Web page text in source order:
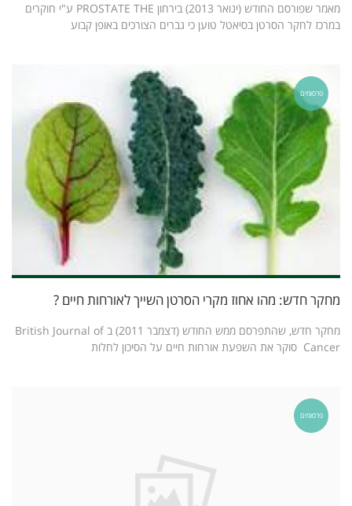
מאמר שפורסם החודש (ינואר 2013) בירחון PROSTATE THE ע"י חוקרים
במרכז לחקר הסרטן בסיאטל טוען כי גברים הצורכים באופן קבוע
פרסומים
מחקר חדש: מהו אחוז מקרי הסרטן השייך לאורחות חיים ?
מחקר חדש, שהתפרסם ממש החודש (דצמבר 2011) ב British Journal of
Cancer סוקר את השפעת אורחות חיים על הסיכון לחלות
פרסומים